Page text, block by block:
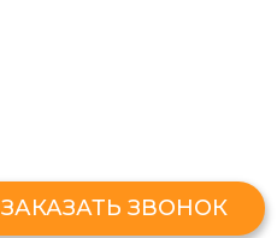
ЗАКАЗАТЬ ЗВОНОК